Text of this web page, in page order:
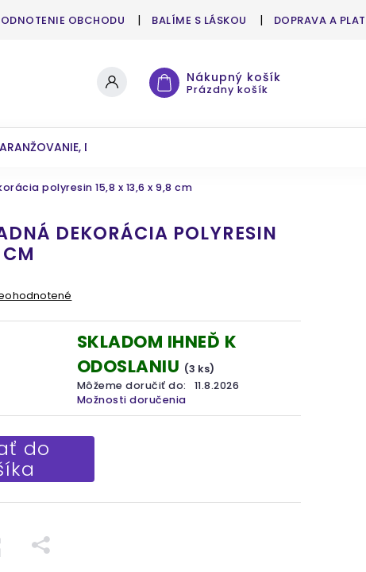
OBCHODU BALÍME S LÁSKOU DOPRAVA A
Nákupný košík
Prázdny košík
ARANŽOVANIE, DEKOROVANIE
polyresin 15,8 x 13,6 x 9,8 cm
DEKORÁCIA POLYRESIN
SKLADOM IHNEĎ K
ODOSLANIU (3 ks)
Môžeme doručiť do:
11.8.2026
Možnosti doručenia
do